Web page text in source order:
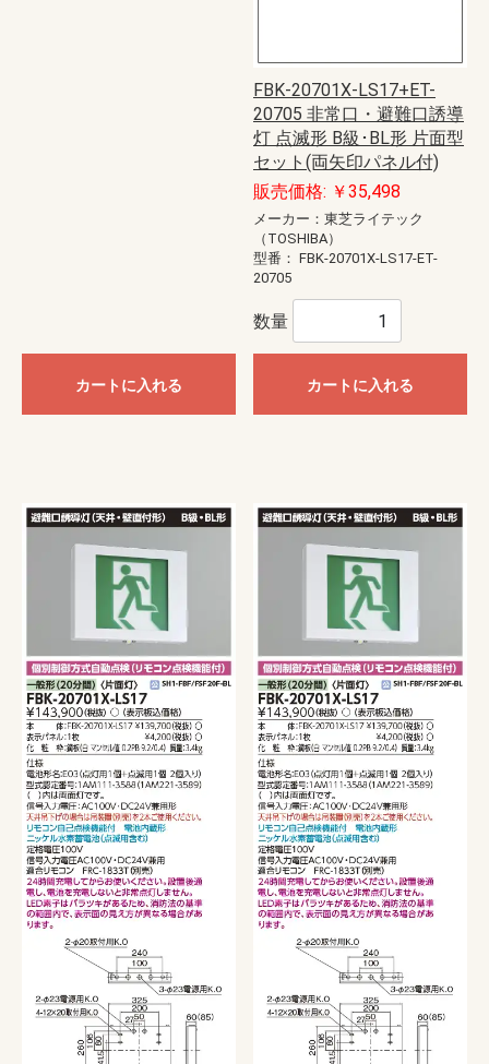
カートに入れる
FBK-20701X-LS17+ET-
20705 非常口・避難口誘導
灯 点滅形 B級･BL形 片面型
セット(両矢印パネル付)
販売価格: ￥35,498
メーカー：東芝ライテック
（TOSHIBA）
型番： FBK-20701X-LS17-ET-
20705
数量
カートに入れる